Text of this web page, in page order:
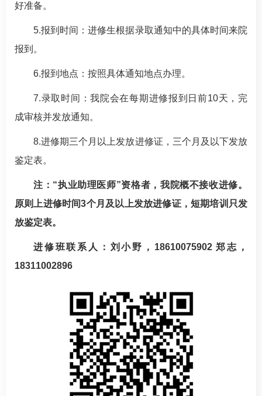
好准备。
5.报到时间：进修生根据录取通知中的具体时间来院
报到。
6.报到地点：按照具体通知地点办理。
7.录取时间：我院会在每期进修报到日前10天，完
成审核并发放通知。
8.进修期三个月以上发放进修证，三个月及以下发放
鉴定表。
注：“执业助理医师”资格者，我院概不接收进修。
原则上进修时间3个月及以上发放进修证，短期培训只发
放鉴定表。
进修班联系人： 刘小野 ，18610075902 郑志，
18311002896